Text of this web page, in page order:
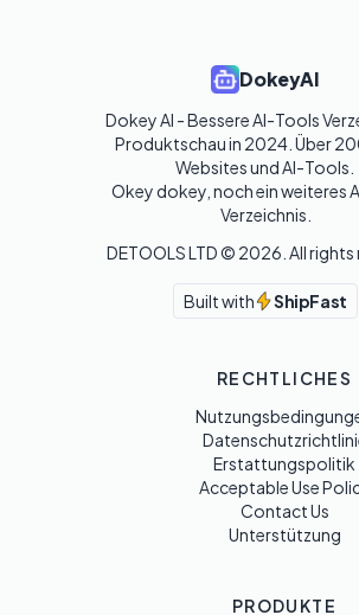
DokeyAI
Dokey AI - Bessere AI-Tools
Produktschau in 2024. Über
Websites und AI-Tools.
Okey dokey, noch ein weiteres
Verzeichnis.
DETOOLS LTD © 2026 . All
Built with ShipFast
RECHTLICHES
Erstattungspolitik
Acceptable Use
Contact Us
Unterstützung
PRODUKTE